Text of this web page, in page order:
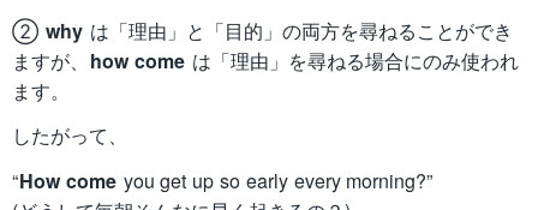
② why は「理由」と「目的」の両方を尋ねることができ
ますが、 how come は「理由」を尋ねる場合にのみ使われ
ます。
したがって、
“How come you get up so early every morning?”